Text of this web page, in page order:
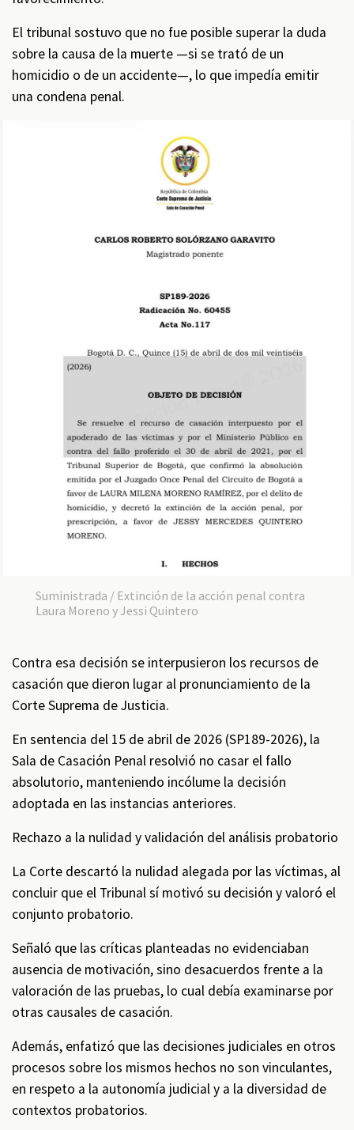
El tribunal sostuvo que no fue posible superar la duda
sobre la causa de la muerte —si se trató de un
homicidio o de un accidente—, lo que impedía emitir
una condena penal.
Suministrada / Extinción de la acción penal contra
Laura Moreno y Jessi Quintero
Contra esa decisión se interpusieron los recursos de
casación que dieron lugar al pronunciamiento de la
Corte Suprema de Justicia.
En sentencia del 15 de abril de 2026 (SP189-2026), la
Sala de Casación Penal resolvió no casar el fallo
absolutorio, manteniendo incólume la decisión
adoptada en las instancias anteriores.
Rechazo a la nulidad y validación del análisis probatorio
La Corte descartó la nulidad alegada por las víctimas, al
concluir que el Tribunal sí motivó su decisión y valoró el
conjunto probatorio.
Señaló que las críticas planteadas no evidenciaban
ausencia de motivación, sino desacuerdos frente a la
valoración de las pruebas, lo cual debía examinarse por
otras causales de casación.
Además, enfatizó que las decisiones judiciales en otros
procesos sobre los mismos hechos no son vinculantes,
en respeto a la autonomía judicial y a la diversidad de
contextos probatorios.